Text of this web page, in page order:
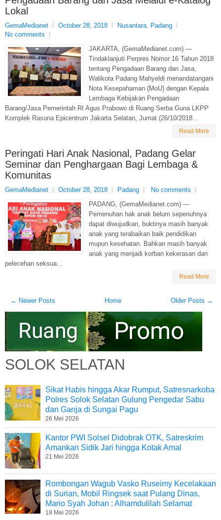
Lokal
GemaMedianet October 28, 2018 Nusantara, Padang
No comments
JAKARTA, (GemaMedianet.com) —
Tindaklanjuti Perpres Nomor 16 Tahun 2018
tentang Pengadaan Barang dan Jasa,
Walikota Padang Mahyeldi menandatangani
Nota Kesepahaman (MoU) dengan Kepala
Lembaga Kebijakan Pengadaan
Barang/Jasa Pemerintah RI Agus Prabowo di Ruang Serba Guna LKPP
Komplek Rasuna Epicentrum Jakarta Selatan, Jumat (26/10/2018...
Read More
Peringati Hari Anak Nasional, Padang Gelar
Seminar dan Penghargaan Bagi Lembaga &
Komunitas
GemaMedianet October 28, 2018 Padang
No comments
PADANG, (GemaMedianet.com) —
Pemenuhan hak anak belum sepenuhnya
dapat diwujudkan, buktinya masih banyak
anak yang terabaikan baik pendidikan
mupun kesehatan. Bahkan masih banyak
anak yang menjadi korban kekerasan dan
pelecehan seksua...
Read More
← Newer Posts Older Posts →
Home
SOLOK SELATAN
Sikat Habis hingga Akar Rumput, Satresnarkoba
Polres Solok Selatan Gulung Pengedar Sabu
dan Ganja di Sungai Pagu
26 Mei 2026
Kantor PWI Solsel Didobrak OTK, Satreskrim
Amankan Sidik Jari hingga Kotak Amal
21 Mei 2026
Rombongan Wagub Vasko Ruseimy Kecelakaan
di Surian, Mobil Ringsek saat Pulang Dinas,
Mario Syah Johan : Alhamdulilah Selamat
18 Mei 2026